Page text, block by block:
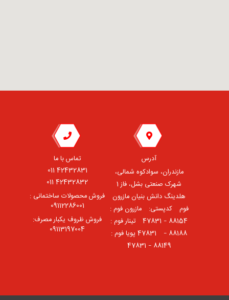
آدرس
مازندران، سوادکوه شمالی،
شهرک صنعتی بشل، فاز 1
هلدینگ دانش بنیان مازرون
فوم ⠀کدپستی: ⠀مازرون فوم :
88154 – 47831 ⠀تینار فوم :
88188 – 47831⠀ پویا فوم :
88149 – 47831
تماس با ما
42432831 011
42432832 011
فروش محصولات ساختمانی :
09112286001
فروش ظروف یکبار مصرف:
09113197004